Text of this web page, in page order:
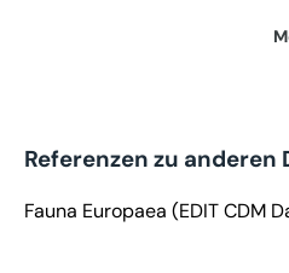
Referenzen zu anderen
Fauna Europaea (EDIT CDM